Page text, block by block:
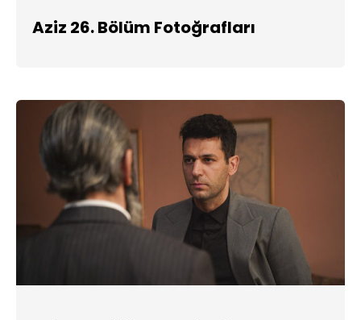
Aziz 26. Bölüm Fotoğrafları